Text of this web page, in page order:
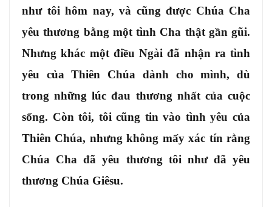
như tôi hôm nay, và cũng được Chúa Cha
yêu thương bằng một tình Cha thật gần gũi.
Nhưng khác một điều Ngài đã nhận ra tình
yêu của Thiên Chúa dành cho mình, dù
trong những lúc đau thương nhất của cuộc
sống. Còn tôi, tôi cũng tin vào tình yêu của
Thiên Chúa, nhưng không mấy xác tín rằng
Chúa Cha đã yêu thương tôi như đã yêu
thương Chúa Giêsu.